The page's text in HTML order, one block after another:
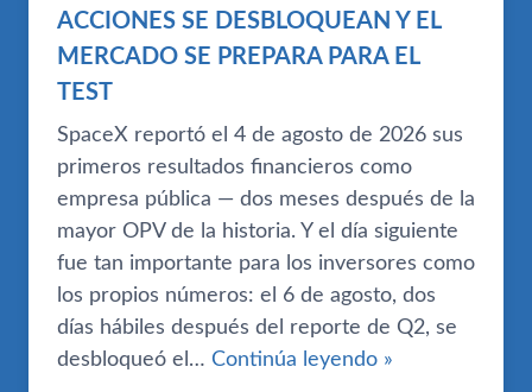
ACCIONES SE DESBLOQUEAN Y EL
MERCADO SE PREPARA PARA EL
TEST
SpaceX reportó el 4 de agosto de 2026 sus
primeros resultados financieros como
empresa pública — dos meses después de la
mayor OPV de la historia. Y el día siguiente
fue tan importante para los inversores como
los propios números: el 6 de agosto, dos
días hábiles después del reporte de Q2, se
desbloqueó el… Continúa leyendo »